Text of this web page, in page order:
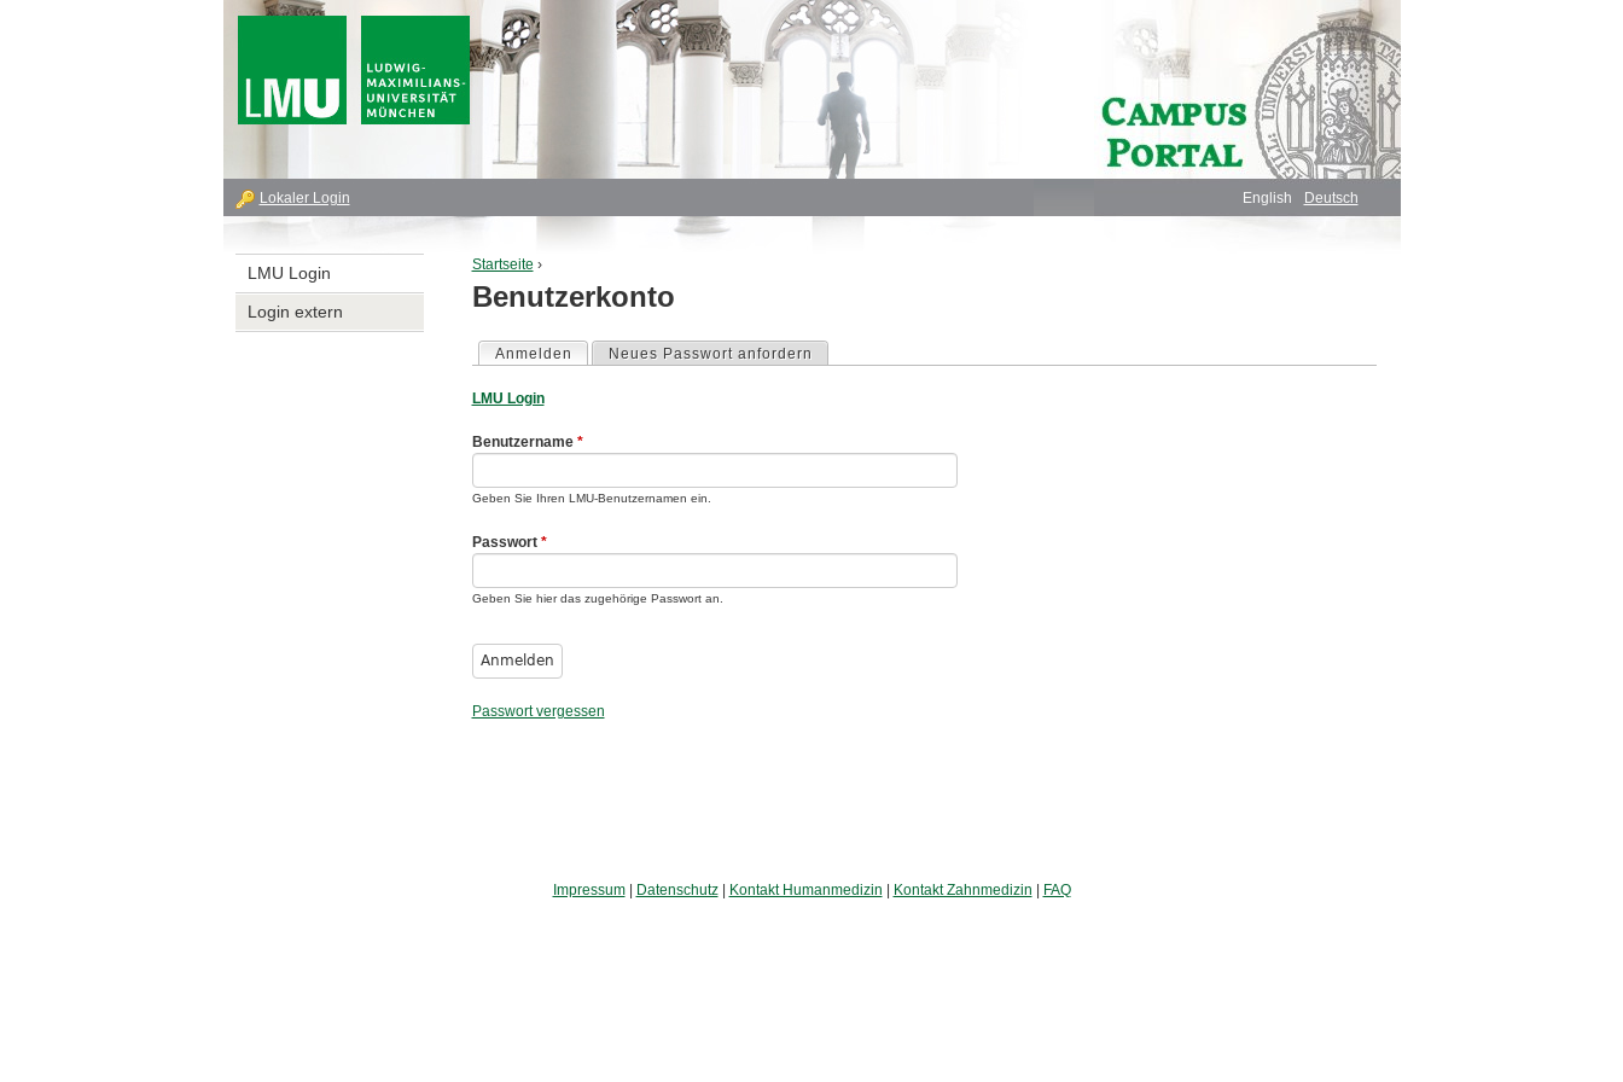
Jump to navigation
LMU Login
Login extern
Sie sind hier
Startseite ›
Benutzerkonto
Haupt-Reiter
Anmelden (aktiver Reiter)
Neues Passwort anfordern
LMU Login
Benutzername *
Geben Sie Ihren LMU-Benutzernamen ein.
Passwort *
Geben Sie hier das zugehörige Passwort an.
Passwort vergessen
T
p
L
Lokaler Login English Deutsch
Impressum| Datenschutz| Kontakt Humanmedizin Kontakt Zahnmedizin FAQ